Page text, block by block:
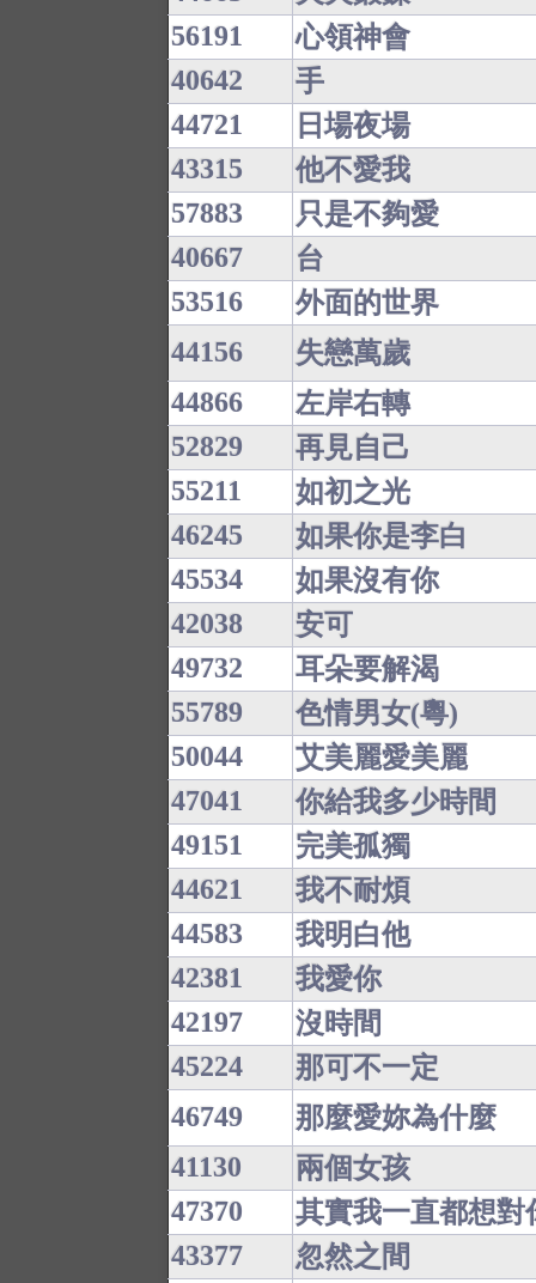
56191
心領神會
40642
手
44721
日場夜場
43315
他不愛我
57883
只是不夠愛
40667
台
53516
外面的世界
44156
失戀萬歲
44866
左岸右轉
52829
再見自己
55211
如初之光
46245
如果你是李白
45534
如果沒有你
42038
安可
49732
耳朵要解渴
55789
色情男女(粵)
50044
艾美麗愛美麗
47041
你給我多少時間
49151
完美孤獨
44621
我不耐煩
44583
我明白他
42381
我愛你
42197
沒時間
45224
那可不一定
46749
那麼愛妳為什麼
41130
兩個女孩
47370
其實我一直都想對
43377
忽然之間